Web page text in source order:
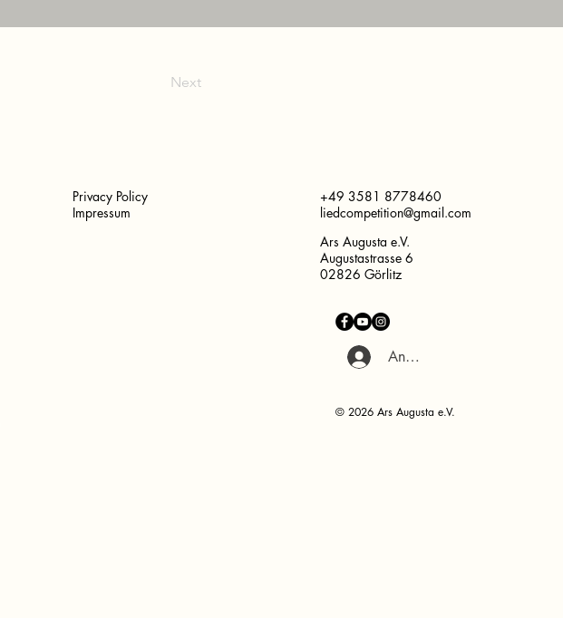
Next
Privacy Policy
Impressum
+49 3581 8778460
liedcompetition@gmail.com
Ars Augusta e.V.
Augustastrasse 6
02826 Görlitz
Anmelden
© 2026 Ars Augusta e.V.